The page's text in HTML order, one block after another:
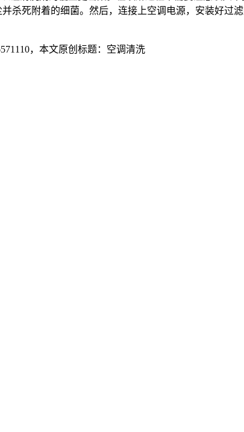
杀死附着的细菌。然后，连接上空调电源，安装好过
，本文原创标题： 空调清洗